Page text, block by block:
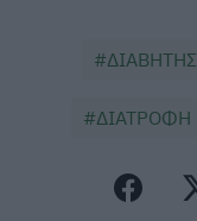
ΔΙΑΒΗΤΗΣ
ΔΙΑΤΡΟΦΗ